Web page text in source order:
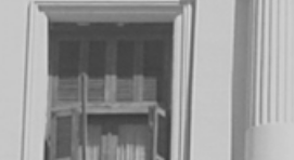
Matemática